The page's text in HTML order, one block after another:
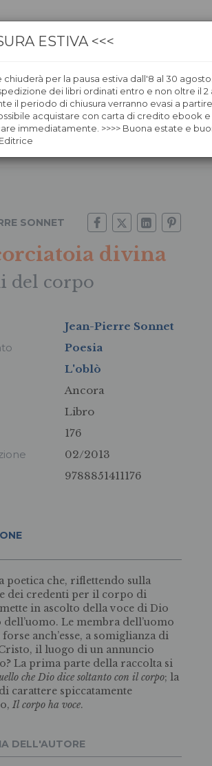
LIBRERIE ÀNCORAWOW
SONNET
divina
del corpo
Jean-Pierre Sonnet
Poesia
L'oblò
Ancora
Libro
176
02/2013
9788851411176
poetica che, riflettendo sulla
dei credenti per il corpo di
in ascolto della voce di Dio
Le membra dell’uomo
anch’esse, a somiglianza di
il luogo di un annuncio
La prima parte della raccolta si
che Dio dice soltanto con il corpo; la
carattere spiccatamente
Il corpo ha voce.
DELL'AUTORE
ESTIVA <<<
chiuderà per la pausa estiva dall'8 al 30
dei libri ordinati entro e non oltre il 2
il periodo di chiusura verranno evasi a
acquistare con carta di credito ebook e
immediatamente. >>>> Buona estate e